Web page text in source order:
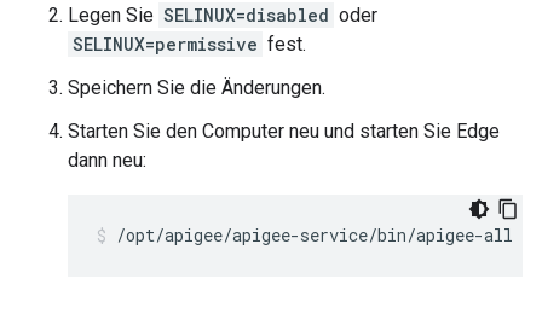
Legen Sie SELINUX=disabled oder
SELINUX=permissive fest.
Speichern Sie die Änderungen.
Starten Sie den Computer neu und starten Sie Edge
dann neu:
/opt/apigee/apigee-service/bin/apigee-all